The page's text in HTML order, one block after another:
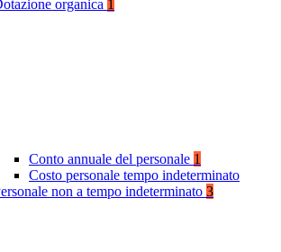
organica 1
Conto annuale del personale 1
Costo personale tempo indeterminato
non a tempo indeterminato 3